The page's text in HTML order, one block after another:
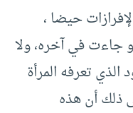
حيضا ،
في آخره، ولا
الذي تعرفه المرأة
ذلك أن هذه